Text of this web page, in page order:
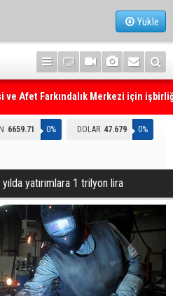
Yükle
ve Afet Farkındalık Merkezi için
6659.71 0% DOLAR 47.679 0%
yatırımlara 1 trilyon lira